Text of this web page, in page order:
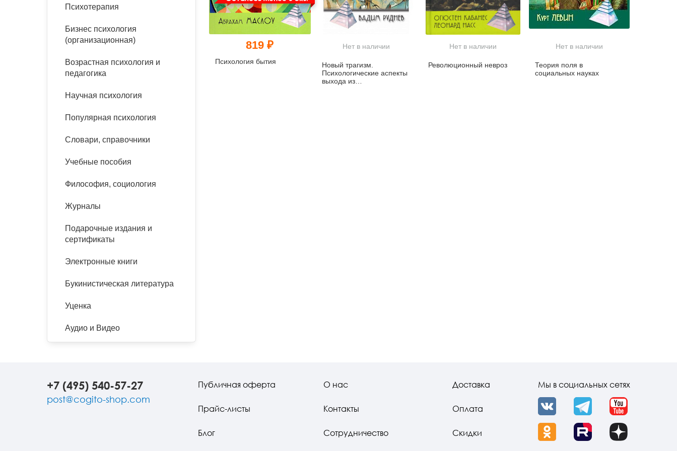
панические атаки
Психодрама
Сказкотерапия
психотерапии
Классический, эриксоновский
эргономика
Социальная психология
Психология развития
организационная психология
психоанализ
Психотерапия
Бизнес психология
(организационная)
Возрастная психология и
педагогика
Научная психология
Популярная психология
Словари, справочники
Учебные пособия
Философия, социология
Журналы
Подарочные издания и
сертификаты
Электронные книги
Букинистическая литература
Уценка
Аудио и Видео
819 ₽
Психология бытия
Нет в наличии
Новый трагизм.
Психологические аспекты
выхода из
Нет в наличии
Революционный невроз
Нет в наличии
Теория поля в
социальных науках
+7 (495) 540-57-27
post@cogito-shop.com
Публичная оферта
Прайс-листы
Блог
О нас
Контакты
Сотрудничество
Доставка
Оплата
Скидки
Мы в социальных сетях
VK Telegram YouTube
OK Rutube Dzen